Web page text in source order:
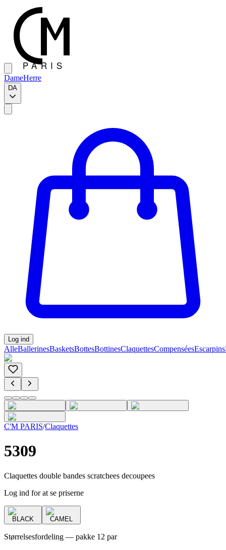
DameHerre
DA
Log ind
AlleBallerinesBasketsBottesBottinesClaquettesCompenséesEscarpins
C'M PARIS/Claquettes
5309
Claquettes double bandes scratchees decoupees
Log ind for at se priserne
BLACK CAMEL
Størrelsesfordeling — pakke 12 par